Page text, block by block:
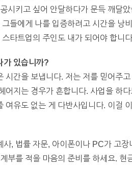
시키고 싶어 안달하다가 문득 깨달
들에게 나를 입증하려고 시간을 낭
타트업의 주인도 내가 되어야 합니
가 있습니까?
간을 보냅니다. 저는 저를 믿어주
지는 경우가 흔합니다. 사업을 하
유도 없는 게 다반사입니다. 이걸
, 법률 자문, 아이폰이나 PC가 고
부를 적을 마음의 준비를 하세요.